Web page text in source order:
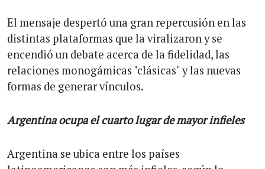
El mensaje despertó una gran repercusión en las
distintas plataformas que la viralizaron y se
encendió un debate acerca de la fidelidad, las
relaciones monogámicas "clásicas" y las nuevas
formas de generar vínculos.
Argentina ocupa el cuarto lugar de mayor infieles
Argentina se ubica entre los países